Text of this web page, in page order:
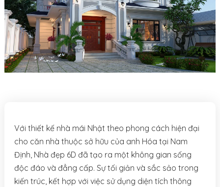
Với thiết kế nhà mái Nhật theo phong cách hiện đại
cho căn nhà thuộc sở hữu của anh Hóa tại Nam
Định, Nhà đẹp 6D đã tạo ra một không gian sống
độc đáo và đẳng cấp. Sự tối giản và sắc sảo trong
kiến trúc, kết hợp với việc sử dụng diện tích thông